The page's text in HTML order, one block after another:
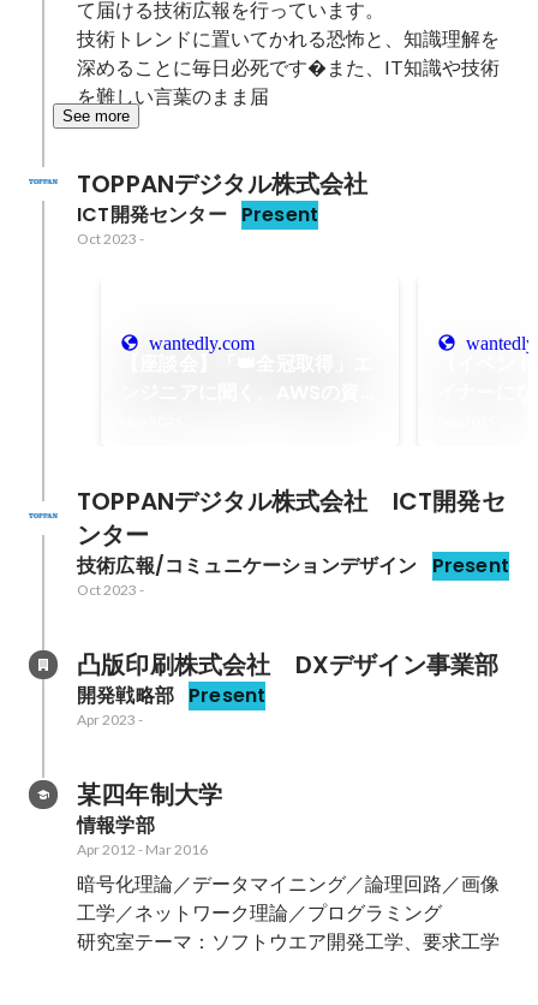
て届ける技術広報を行っています。
技術トレンドに置いてかれる恐怖と、知識理解を
深めることに毎日必死です�また、IT知識や技術
を難しい言葉のまま届
See more
TOPPANデジタル株式会社
ICT開発センター Present
Oct 2023 -
wantedly.com
TOPPANデジタル株式会社　ICT開発セ
ンター
技術広報/コミュニケーションデザイン Present
Oct 2023 -
凸版印刷株式会社　DXデザイン事業部
開発戦略部 Present
Apr 2023 -
某四年制大学
情報学部
Apr 2012 - Mar 2016
暗号化理論／データマイニング／論理回路／画像
工学／ネットワーク理論／プログラミング
研究室テーマ：ソフトウエア開発工学、要求工学